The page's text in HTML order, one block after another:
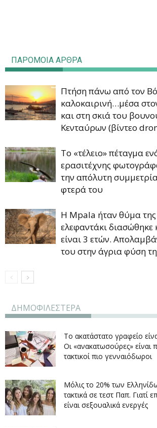
ΠΑΡΟΜΟΙΑ ΑΡΘΡΑ
Πτήση πάνω από τον
καλοκαιρινή…μέσα
και στη σκιά του
Κενταύρων (βίντεο
Το «τέλειο» πέταγμα
ερασιτέχνης
την απόλυτη
φτερά του
Η Mpala ήταν θύμα
ελεφαντάκι διασώθηκε
είναι 3 ετών.
του στην άγρια φύση
ΔΗΜΟΦΙΛΕΣΤΕΡΑ
Το ακατάστατο γραφείο
Οι «ανακατωσούρες» είναι
τακτικοί πιο γενναιόδωροι
Μόλις το 20% των
τακτικά σε τεστ Παπ. Γιατί
είναι σεξουαλικά ενεργές